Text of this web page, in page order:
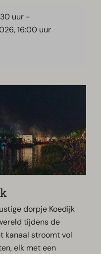
uur -
16:00 uur
dorpje Koedijk
tijdens de
kanaal stroomt vol
elk met een